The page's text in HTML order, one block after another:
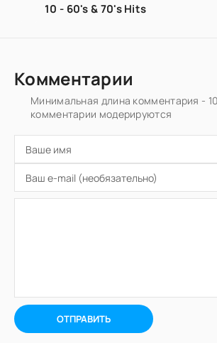
10 - 60's & 70's Hits
Комментарии
Минимальная длина комментария -
комментарии модерируются
ОТПРАВИТЬ